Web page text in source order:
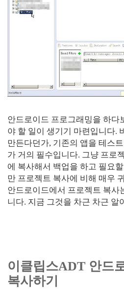
안드로이드 프로그래밍을 하다
야 할 일이 생기기 마련입니다.
만든다던가, 기존의 앱을 테스
가 거의 필수입니다. 그냥 프로
에 복사해서 백업을 하고 필요
만 프로젝트 복사에 비해 매우
안드로이드에서 프로젝트 복사
니다. 지금 그것을 차근 차근 알
이클립스ADT 안드
복사하기